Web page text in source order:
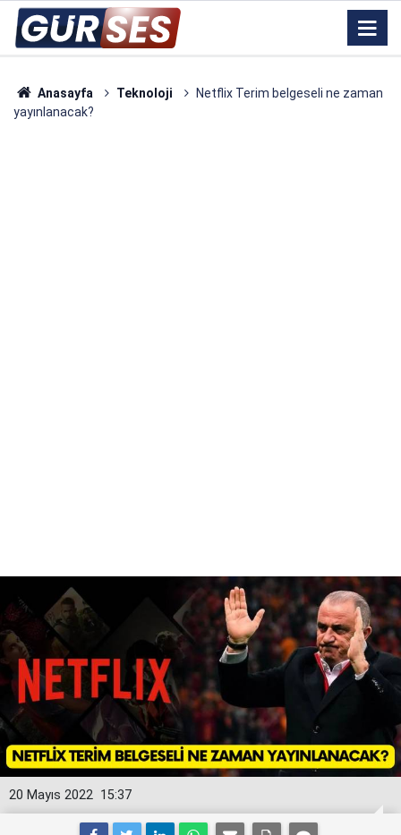
Anasayfa Teknoloji
Netflix Terim belgeseli ne zaman
yayınlanacak?
15:37
20 Mayıs 2022